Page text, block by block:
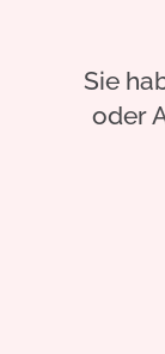
Sie
oder